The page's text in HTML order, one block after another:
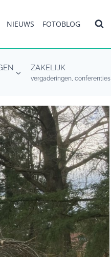
NIEUWS FOTOBLOG
ZAKELIJK
vergaderingen, conferenties